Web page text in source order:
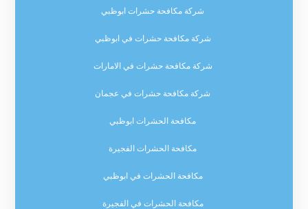
شركة مكافحة حشرات ابوظبي
شركة مكافحة حشرات في ابوظبي
شركة مكافحة حشرات في الامارات
شركة مكافحة حشرات في عجمان
مكافحة الحشرات ابوظبي
مكافحة الحشرات الفجيرة
مكافحة الحشرات في ابوظبي
مكافحة الحشرات في الفجيرة